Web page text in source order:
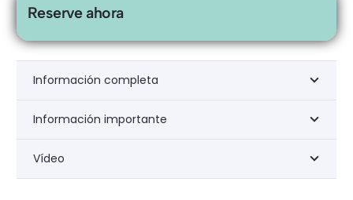
Reserve ahora
Información completa
Información importante
Vídeo